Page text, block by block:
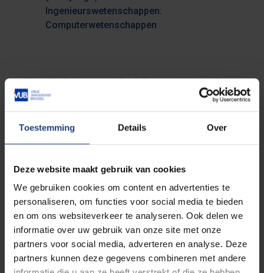
Toestemming Details Over
Deze website maakt gebruik van cookies
We gebruiken cookies om content en advertenties te
personaliseren, om functies voor social media te bieden
en om ons websiteverkeer te analyseren. Ook delen we
informatie over uw gebruik van onze site met onze
partners voor social media, adverteren en analyse. Deze
partners kunnen deze gegevens combineren met andere
Ingenieurswetenschappen:
Computerwetenschappen
JE BENT WISKUNDIGE, FYSICUS OF
BURGERLIJK INGENIEUR?
Ben je momenteel een (academische) bachelor in
deWiskunde, Fysica,Bio-ingenieur,ofBurgelijk
tweejarige master aanvatten na het volgen van het
bijhorende voorbereidingsprogramma.
Voorbereidingsprogramma naar de
(éénjarige) Master of Science in de
Toegepaste Informatica
Voorbereidingsprogramma naar de